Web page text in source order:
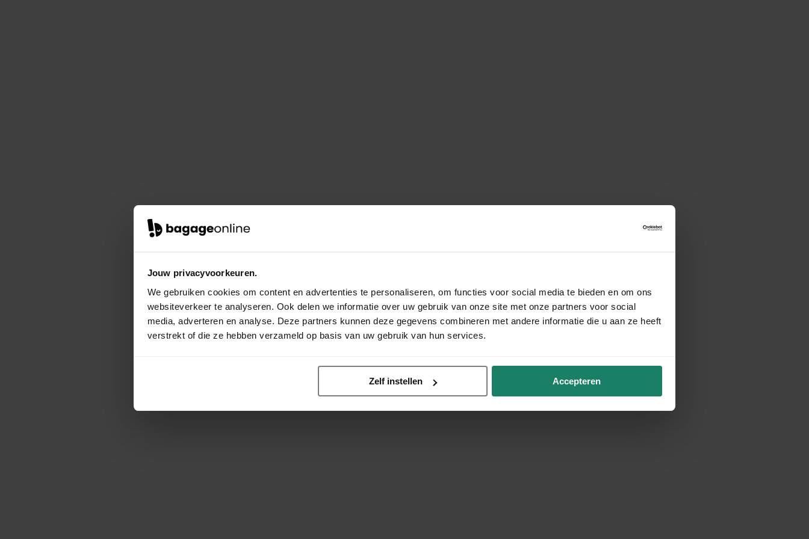
Jouw privacyvoorkeuren.
We gebruiken cookies om content en advertenties te personaliseren, om functies voor social media te bieden en om ons
websiteverkeer te analyseren. Ook delen we informatie over uw gebruik van onze site met onze partners voor social
media, adverteren en analyse. Deze partners kunnen deze gegevens combineren met andere informatie die u aan ze heeft
verstrekt of die ze hebben verzameld op basis van uw gebruik van hun services.
Zelf instellen Accepteren